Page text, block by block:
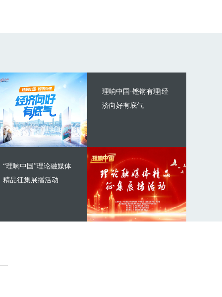
理响中国·铿锵有理|经
济向好有底气
“理响中国”理论融媒体
精品征集展播活动